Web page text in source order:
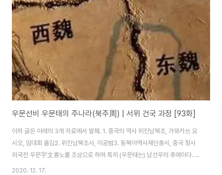
위해 경작하고, 여자는 너희를 위해 옷을 만든다. 곡식과 비단을 세금으로 내 너
희를 따뜻하게 먹이고 있다. 왜 그들을 업신여기는 것인가?" "선비족은 너희가
고용한 용병이다...
우문선비 우문태의 주나라(북주周) | 서위 건국 과정 [93화]
이하 글은 아래의 3개 자료에서 발췌. 1. 중국의 역사 위진남북조, 가와카쓰 요
시오, 임대회 옮김2. 위진남북조사, 이공범3. 동북아역사재단총서, 중국 정사
외국전 우문宇文흉노를 조상으로 하며 특히 (우문태는) 남선우의 후예이다. 본
래 음산陰山 지역에 거주하였다가 1세기경 요동 일대로 이주하면서 점차 선비
2020. 12. 17.